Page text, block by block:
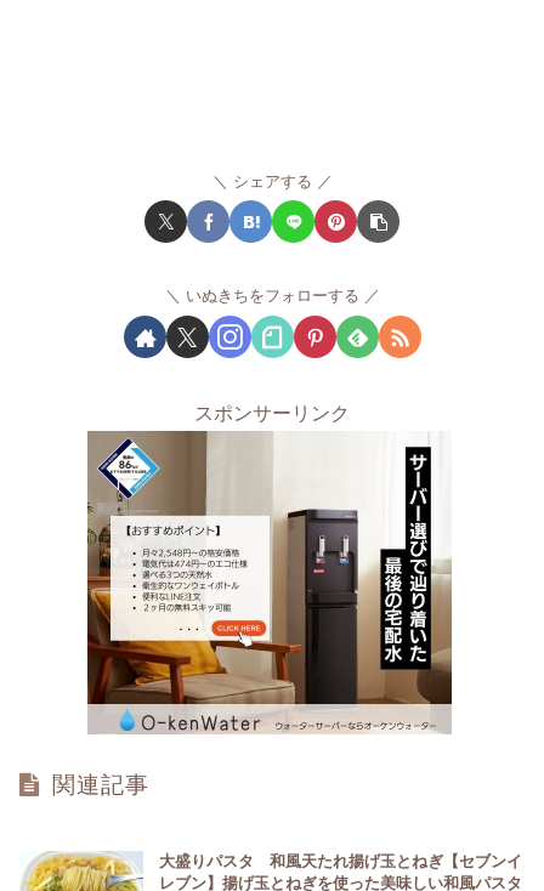
シェアする
いぬきちをフォローする
スポンサーリンク
関連記事
大盛りパスタ 和風天たれ揚げ玉とねぎ【セブンイ
レブン】揚げ玉とねぎを使った美味しい和風パスタ